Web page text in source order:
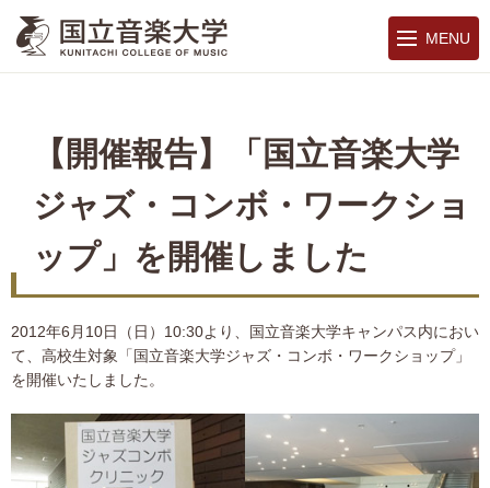
MENU
【開催報告】「国立音楽大学
ジャズ・コンボ・ワークショ
ップ」を開催しました
2012年6月10日（日）10:30より、国立音楽大学キャンパス内におい
て、高校生対象「国立音楽大学ジャズ・コンボ・ワークショップ」
を開催いたしました。